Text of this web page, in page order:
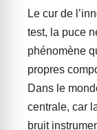
Le cur de
test, la puce
phénomène
propres
Dans le
centrale, car
bruit